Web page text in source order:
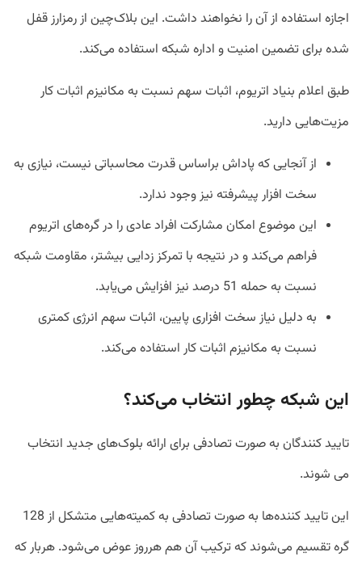
اجازه استفاده از آن را نخواهند داشت. این بلاک‌چین از رمزارز قفل
شده برای تضمین امنیت و اداره شبکه استفاده می‌کند.
طبق اعلام بنیاد اتریوم، اثبات سهم نسبت به مکانیزم اثبات کار
مزیت‌هایی دارید.
از آنجایی که پاداش براساس قدرت محاسباتی نیست، نیازی به
سخت افزار پیشرفته نیز وجود ندارد.
این موضوع امکان مشارکت افراد عادی را در گره‌های اتریوم
فراهم می‌کند و در نتیجه با تمرکز زدایی بیشتر،‌ مقاومت شبکه
نسبت به حمله 51 درصد نیز افزایش می‌یابد.
به دلیل نیاز سخت افزاری پایین، اثبات سهم انرژی کمتری
نسبت به مکانیزم اثبات کار استفاده می‌کند.
این شبکه چطور انتخاب می‌کند؟
تایید کنندگان به صورت تصادفی برای ارائه بلوک‌های جدید انتخاب
می شوند.
این تایید کننده‌ها به صورت تصادفی به کمیته‌هایی متشکل از 128
گره تقسیم می‌شوند که ترکیب آن هم هرروز عوض می‌شود. هربار که